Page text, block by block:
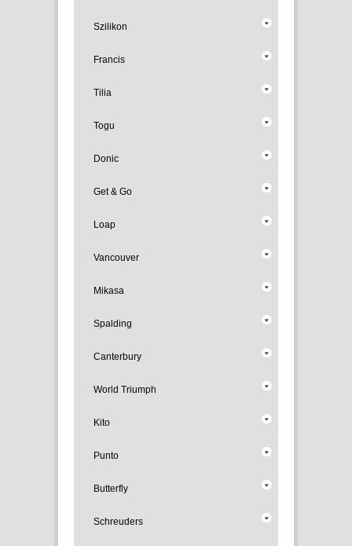
Szilikon
Francis
Tilia
Togu
Donic
Get & Go
Loap
Vancouver
Mikasa
Spalding
Canterbury
World Triumph
Kito
Punto
Butterfly
Schreuders